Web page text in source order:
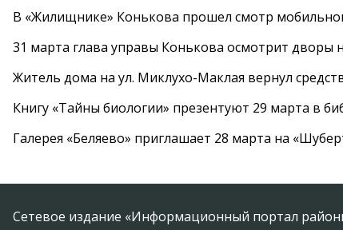
В «Жилищнике» Конькова прошел смотр
31 марта глава управы Конькова осмотрит дворы
Житель дома на ул. Миклухо-Маклая вернул
Книгу «Тайны биологии» презентуют 29 марта в
Галерея «Беляево» приглашает 28 марта на
Сетевое издание «Информационный портал